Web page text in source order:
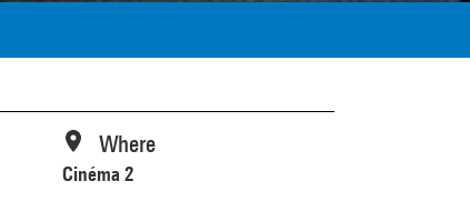
Where
Cinéma 2